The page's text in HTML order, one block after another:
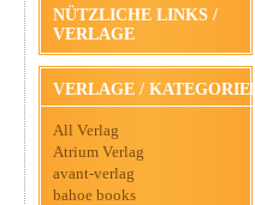
NÜTZLICHE LINKS /
VERLAGE
VERLAGE / KATEGORIEN
All Verlag
Atrium Verlag
avant-verlag
bahoe books